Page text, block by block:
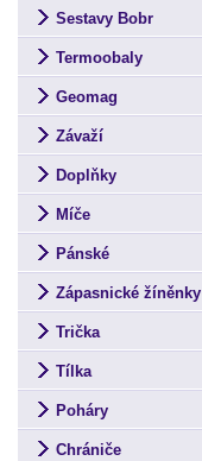
Sestavy Bobr
Termoobaly
Geomag
Závaží
Doplňky
Míče
Pánské
Zápasnické žíněnky
Trička
Tílka
Poháry
Chrániče